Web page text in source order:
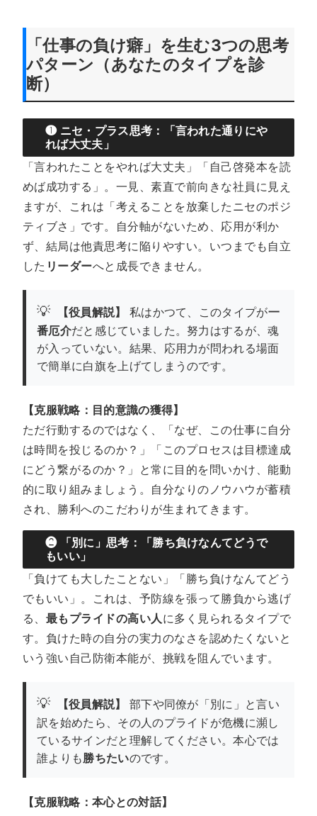
「仕事の負け癖 」を生む3つの思考
パターン（あなたのタイプを診
断）
❶ ニセ・プラス思考：「言われた通りにや
れば大丈夫」
「言われたことをやれば大丈夫」「自己啓発本を読
めば成功する」。一見、素直で前向きな社員に見え
ますが、これは「考えることを放棄したニセのポジ
ティブさ」です。自分軸がないため、応用が利か
ず、結局は他責思考に陥りやすい。いつまでも自立
した リーダーへと成長できません。
💡 【役員解説】 私はかつて、このタイプが一
番厄介だと感じていました。努力はするが、魂
が入っていない。結果、応用力が問われる場面
で簡単に白旗を上げてしまうのです。
【克服戦略：目的意識の獲得】
ただ行動するのではなく、「なぜ、この仕事に自分
は時間を投じるのか？」「このプロセスは目標達成
にどう繋がるのか？」と常に目的を問いかけ、能動
的に取り組みましょう。自分なりのノウハウが蓄積
され、勝利へのこだわりが生まれてきます。
❷ 「別に」思考：「勝ち負けなんてどうで
もいい」
「負けても大したことない」「勝ち負けなんてどう
でもいい」。これは、予防線を張って勝負から逃げ
る、 最もプライドの高い人 に多く見られるタイプで
す。負けた時の自分の実力のなさを認めたくないと
いう強い自己防衛本能が、挑戦を阻んでいます。
💡 【役員解説】
部下や同僚が「別に」と言い
訳を始めたら、その人のプライドが危機に瀕し
ているサインだと理解してください。本心では
誰よりも勝ちたいのです。
【克服戦略：本心との対話】